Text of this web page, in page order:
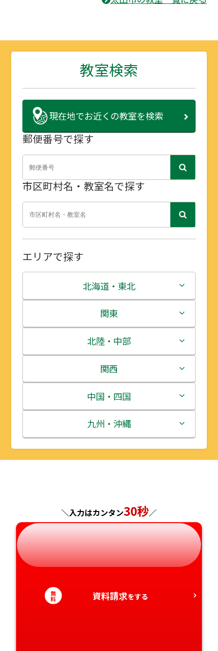
教室検索
現在地でお近くの教室を検索
郵便番号で探す
市区町村名・教室名で探す
エリアで探す
北海道・東北
北海道
青森県
岩手県
宮城県
秋田県
山形県
関東
茨城県
栃木県
群馬県
埼玉県
千葉県
北陸・中部
新潟県
富山県
石川県
福井県
静岡県
関西
三重県
滋賀県
京都府
奈良県
和歌山県
中国・四国
鳥取県
島根県
山口県
徳島県
九州・沖縄
福岡県
熊本県
大分県
＼入力はカンタン30秒／
無
料 資料請求をする